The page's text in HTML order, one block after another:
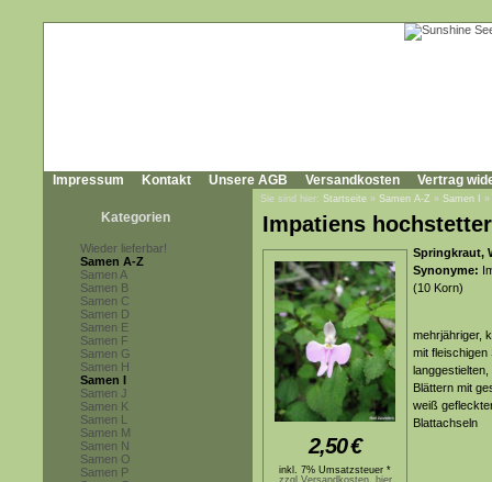
Impressum Kontakt Unsere AGB Versandkosten Vertrag
Kategorien
Wieder lieferbar!
Samen A-Z
Samen A
Samen B
Samen C
Samen D
Samen E
Samen F
Samen G
Samen H
Samen I
Samen J
Samen K
Samen L
Samen M
Samen N
Samen O
Samen P
Sie sind hier: Startseite » Samen A-Z » Samen I »
Impatiens
2,50€
inkl. 7% Umsatzsteuer *
zzgl.Versandkosten, hier
Springkraut,
Synonyme:
(10 Korn)
mehrjähriger,
mit fleischigen
Blättern mit
weiß
Blattachseln